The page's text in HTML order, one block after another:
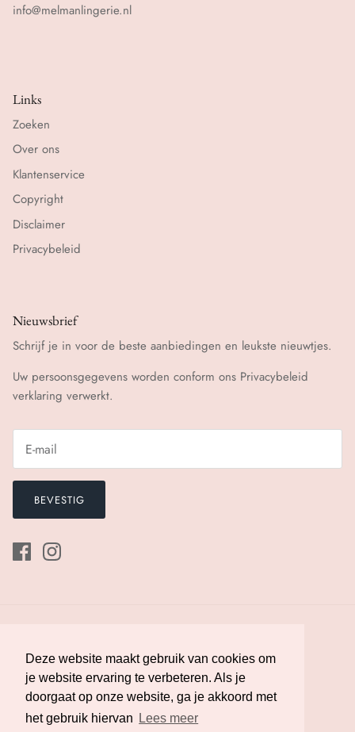
Deze website maakt gebruik van cookies om
je website ervaring te verbeteren. Als je
doorgaat op onze website, ga je akkoord met
het gebruik hiervan
Lees meer
Deze website maakt gebruik van cookies om
je website ervaring te verbeteren. Als je
doorgaat op onze website, ga je akkoord met
het gebruik hiervan
Lees meer
info@melmanlingerie.nl
Links
Zoeken
Over ons
Klantenservice
Copyright
Disclaimer
Privacybeleid
Nieuwsbrief
Schrijf je in voor de beste aanbiedingen en leukste nieuwtjes.
Uw persoonsgegevens worden conform ons Privacybeleid
verklaring verwerkt.
BEVESTIG
Nederland (EUR €)